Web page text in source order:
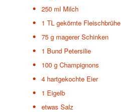
250 ml Milch
1 TL gekörnte Fleischbrühe
75 g magerer Schinken
1 Bund Petersilie
100 g Champignons
4 hartgekochte Eier
1 Eigelb
etwas Salz